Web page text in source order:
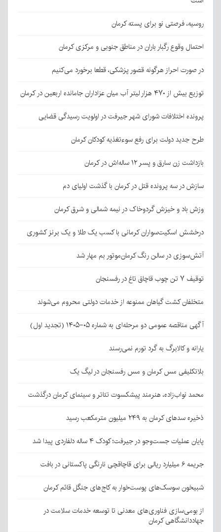
روسیه، فرصتی نو برای پسته کرمان
احتمال وقوع رگبار باران در مناطق جنوبی و مرکزی کرمان
در صورت احراز هرگونه قصور پزشکی، قطعا برخورد می‌کنیم
توزیع بیش از ۴۷۰ هزار لیتر آب میان عزاداران جامانده اربعین در کرمان
پرونده اختلافات شورای شهر جیرفت در اولویت رسیدگی قضایی
طرح جدید دولت برای رفع سوءتغذیه کودکان کرمان
بازداشت زن سارق و پسر ۱۲ ساله‌اش در کرمان
سازش در سه پرونده قتل در کرمان با گذشت اولیای دم
وزش باد و خیزش گردوخاک در نیمه شمالی و شرق کرمان
درخشش اسکیت‌سواران کرمانی با کسب یک طلا و یک برنز کشوری
آتش‌سوزی در سالن رنگ کرمان‌موتور بم مهار شد
توقیف ۷ تن چوب قاچاق تاغ در رفسنجان
متخلفان کشت گیاهان ممنوعه از خدمات دولتی محروم می‌شوند
آگهی مناقصه عمومی دو مرحله‌ای به شماره ۰۵-۱۴۰۵ (تجدید اول)
یارانه و کالابرگ به گرد تورم نمی‌رسند
بلاتکلیفی مس کرمان و مس رفسنجان در لیگ یک
محمد نواب‌زاده، هنرمند پیشکسوت تئاتر و سینمای کرمان درگذشت
ذخیره سدهای کرمان به ۲۴۹ میلیون مترمکعب رسید
پایان عملیات جست‌وجو در جیرفت؛ کودک ۴ ساله دلفاردی پیدا شد
جریمه ۶ میلیارد ریالی برای قاچاقچی نارنگی پاکستانی در بافت
شبیخون سوسک‌های پوست‌خوار به کاج‌های جنگل قائم کرمان
از بومی‌سازی فناوری‌های معدنی تا توسعه خدمات سلامت در
جهاددانشگاهی کرمان